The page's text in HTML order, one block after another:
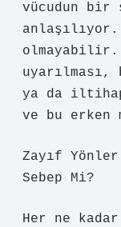
vücudun
anlaşılıyor.
olmayabilir.
ya da
ve bu erken
Zayıf
Sebep Mi?
Her ne